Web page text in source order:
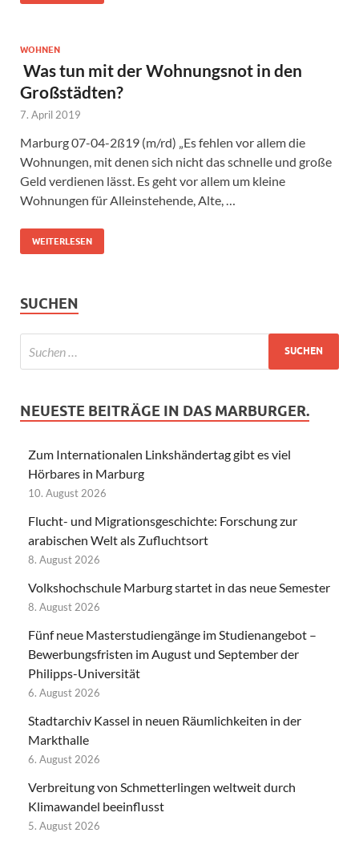
WOHNEN
Was tun mit der Wohnungsnot in den
Großstädten?
7. April 2019
Marburg 07-04-2ß19 (m/rd) „Es fehlen vor allem die
Wohnungen, mit denen sich nicht das schnelle und große
Geld verdienen lässt. Es geht vor allem um kleine
Wohnungen für Alleinstehende, Alte, …
WEITERLESEN
SUCHEN
NEUESTE BEITRÄGE IN DAS MARBURGER.
Zum Internationalen Linkshändertag gibt es viel
Hörbares in Marburg
10. August 2026
Flucht- und Migrationsgeschichte: Forschung zur
arabischen Welt als Zufluchtsort
8. August 2026
Volkshochschule Marburg startet in das neue Semester
8. August 2026
Fünf neue Masterstudiengänge im Studienangebot –
Bewerbungsfristen im August und September der
Philipps-Universität
6. August 2026
Stadtarchiv Kassel in neuen Räumlichkeiten in der
Markthalle
6. August 2026
Verbreitung von Schmetterlingen weltweit durch
Klimawandel beeinflusst
5. August 2026